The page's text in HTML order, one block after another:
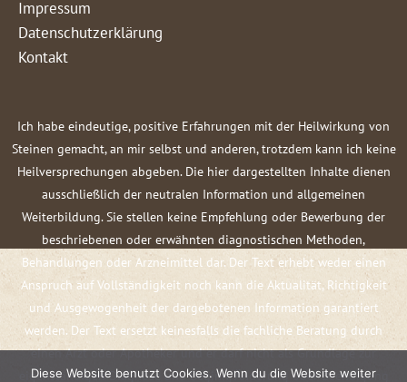
Impressum
Datenschutzerklärung
Kontakt
Ich habe eindeutige, positive Erfahrungen mit der Heilwirkung von
Steinen gemacht, an mir selbst und anderen, trotzdem kann ich keine
Heilversprechungen abgeben. Die hier dargestellten Inhalte dienen
ausschließlich der neutralen Information und allgemeinen
Weiterbildung. Sie stellen keine Empfehlung oder Bewerbung der
beschriebenen oder erwähnten diagnostischen Methoden,
Behandlungen oder Arzneimittel dar. Der Text erhebt weder einen
Anspruch auf Vollständigkeit noch kann die Aktualität, Richtigkeit
und Ausgewogenheit der dargebotenen Information garantiert
werden. Der Text ersetzt keinesfalls die fachliche Beratung durch
einen Arzt oder Apotheker und er darf nicht als Grundlage zur
eigenständigen Diagnose und Beginn, Änderung oder Beendigung
Diese Website benutzt Cookies. Wenn du die Website weiter